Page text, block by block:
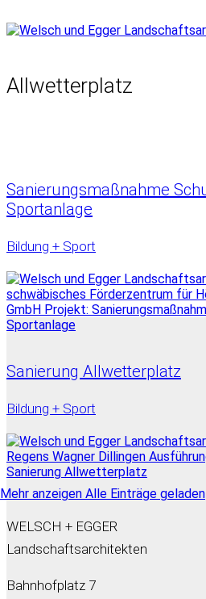
Allwetterplatz
Sanierungsmaßnahme
Sportanlage
Bildung + Sport
Sanierung Allwetterplatz
Bildung + Sport
Mehr anzeigen Alle Einträge geladen
WELSCH + EGGER
Landschaftsarchitekten
Bahnhofplatz 7